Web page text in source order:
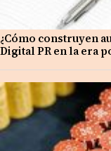
¿Cómo construyen
Digital PR en la era